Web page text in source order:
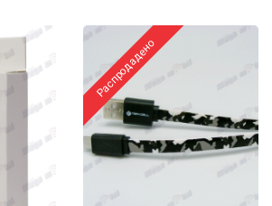
Распродадено